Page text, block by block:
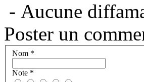
- Aucune
Poster un
Nom *
Note *